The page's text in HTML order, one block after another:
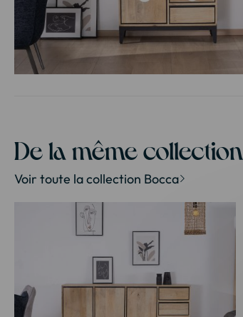
la
Galerie
De la même collection
Voir toute la collection Bocca